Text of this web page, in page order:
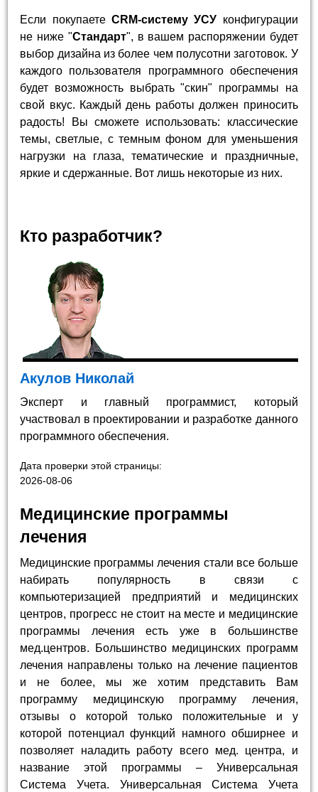
Если покупаете CRM-систему УСУ конфигурации
не ниже "Стандарт", в вашем распоряжении будет
выбор дизайна из более чем полусотни заготовок. У
каждого пользователя программного обеспечения
будет возможность выбрать "скин" программы на
свой вкус. Каждый день работы должен приносить
радость! Вы сможете использовать: классические
темы, светлые, с темным фоном для уменьшения
нагрузки на глаза, тематические и праздничные,
яркие и сдержанные. Вот лишь некоторые из них.
Кто разработчик?
Акулов Николай
Эксперт и главный программист, который
участвовал в проектировании и разработке данного
программного обеспечения.
Дата проверки этой страницы:
2026-08-06
Медицинские программы
лечения
Медицинские программы лечения стали все больше
набирать популярность в связи с
компьютеризацией предприятий и медицинских
центров, прогресс не стоит на месте и медицинские
программы лечения есть уже в большинстве
мед.центров. Большинство медицинских программ
лечения направлены только на лечение пациентов
и не более, мы же хотим представить Вам
программу медицинскую программу лечения,
отзывы о которой только положительные и у
которой потенциал функций намного обширнее и
позволяет наладить работу всего мед. центра, и
название этой программы – Универсальная
Система Учета. Универсальная Система Учета